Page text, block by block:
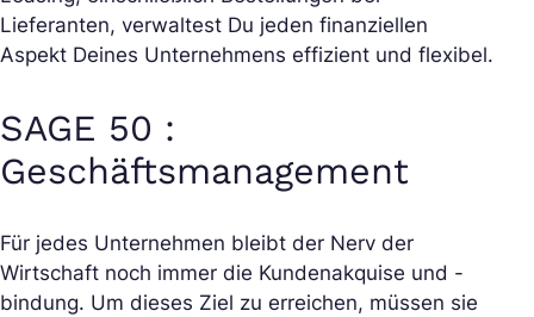
Lieferanten, verwaltest Du jeden finanziellen
Aspekt Deines Unternehmens effizient und flexibel.
SAGE 50 :
Geschäftsmanagement
Für jedes Unternehmen bleibt der Nerv der
Wirtschaft noch immer die Kundenakquise und -
bindung. Um dieses Ziel zu erreichen, müssen sie